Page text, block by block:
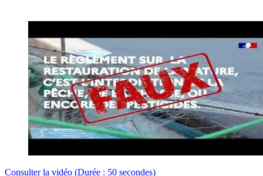
Consulter la vidéo (Durée : 50 secondes)